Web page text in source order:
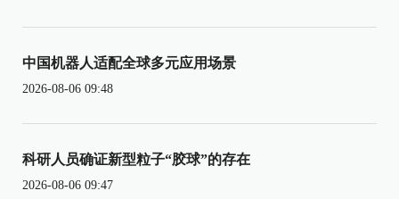
中国机器人适配全球多元应用场景
2026-08-06 09:48
科研人员确证新型粒子“胶球”的存在
2026-08-06 09:47